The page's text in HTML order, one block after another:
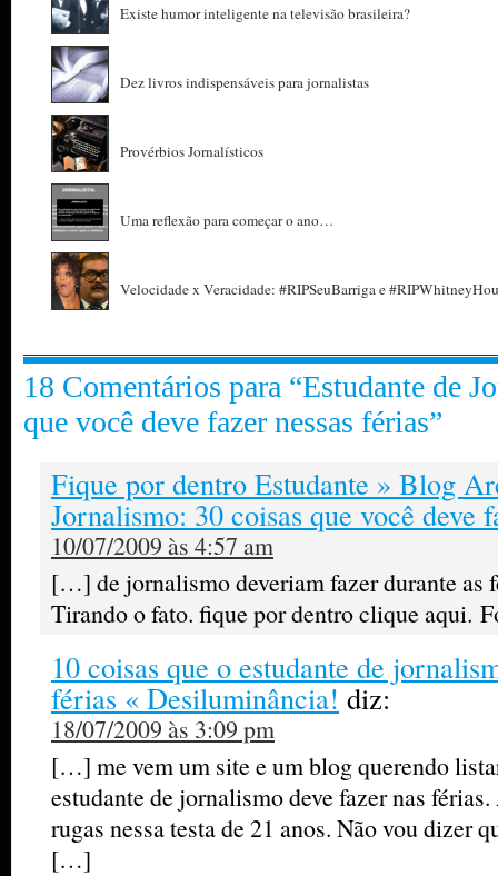
Existe humor inteligente na televisão brasileira?
Dez livros indispensáveis para jornalistas
Provérbios Jornalísticos
Uma reflexão para começar o ano…
Velocidade x Veracidade: #RIPSeuBarriga e
18 Comentários para “Estudante de
que você deve fazer nessas férias”
Fique por dentro Estudante » Blog
Jornalismo: 30 coisas que você deve
10/07/2009 às 4:57 am
[…] de jornalismo deveriam fazer durante as
Tirando o fato. fique por dentro clique aqui.
10 coisas que o estudante de
férias « Desiluminância! diz:
18/07/2009 às 3:09 pm
[…] me vem um site e um blog querendo
estudante de jornalismo deve fazer nas
rugas nessa testa de 21 anos. Não vou dizer
[…]